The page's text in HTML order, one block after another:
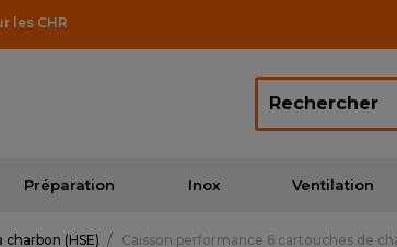
les CHR
Préparation Inox Ventilation
charbon (HSE) Caisson performance 6 cartouches de